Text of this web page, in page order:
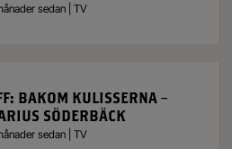
sedan | TV
BAKOM KULISSERNA –
SÖDERBÄCK
sedan | TV